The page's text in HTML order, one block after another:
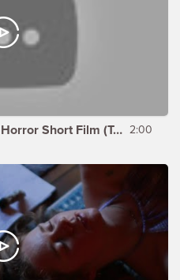
RÅNDA – A Swedish Folk Horror Short Film (Teaser) 2:00